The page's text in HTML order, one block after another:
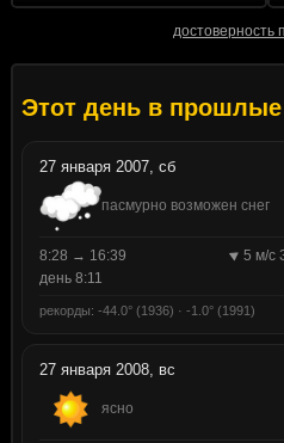
достоверность
Этот день в
27 января 2007, сб
пасмурно возможен снег
8:28 → 16:39
5 м/с
день 8:11
рекорды: -44.0° (1936) · -1.0° (1991)
27 января 2008, вс
ясно